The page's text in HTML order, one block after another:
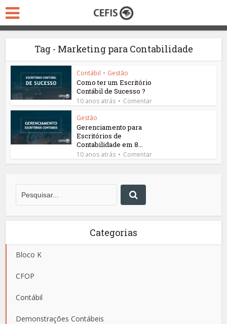
Tag - Marketing para Contabilidade
Contábil • Gestão
Como ter um Escritório
Contábil de Sucesso ?
10 anos atrás
Comentar
Gestão
Gerenciamento para
Escritórios de
Contabilidade em 8...
10 anos atrás Comentar
Categorias
Bloco K
CFOP
Contábil
Demonstrações Contábeis